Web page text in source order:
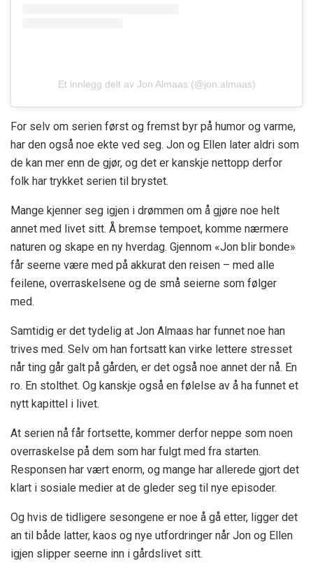
Et innlegg delt av Jon Almaas (@jon.almaas)
For selv om serien først og fremst byr på humor og varme,
har den også noe ekte ved seg. Jon og Ellen later aldri som
de kan mer enn de gjør, og det er kanskje nettopp derfor
folk har trykket serien til brystet.
Mange kjenner seg igjen i drømmen om å gjøre noe helt
annet med livet sitt. Å bremse tempoet, komme nærmere
naturen og skape en ny hverdag. Gjennom «Jon blir bonde»
får seerne være med på akkurat den reisen – med alle
feilene, overraskelsene og de små seierne som følger
med.
Samtidig er det tydelig at Jon Almaas har funnet noe han
trives med. Selv om han fortsatt kan virke lettere stresset
når ting går galt på gården, er det også noe annet der nå. En
ro. En stolthet. Og kanskje også en følelse av å ha funnet et
nytt kapittel i livet.
At serien nå får fortsette, kommer derfor neppe som noen
overraskelse på dem som har fulgt med fra starten.
Responsen har vært enorm, og mange har allerede gjort det
klart i sosiale medier at de gleder seg til nye episoder.
Og hvis de tidligere sesongene er noe å gå etter, ligger det
an til både latter, kaos og nye utfordringer når Jon og Ellen
igjen slipper seerne inn i gårdslivet sitt.